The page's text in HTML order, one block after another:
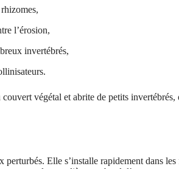
l’érosion,
invertébrés,
végétal et abrite de petits
Elle s’installe rapidement dans